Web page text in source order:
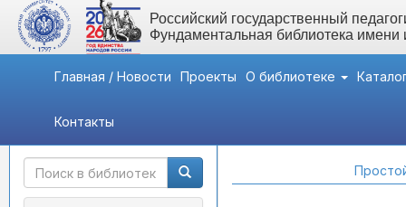
Российский государственный
Фундаментальная библиотека
Главная / Новости Проекты О библиотеке
Контакты
Быстрый доступ